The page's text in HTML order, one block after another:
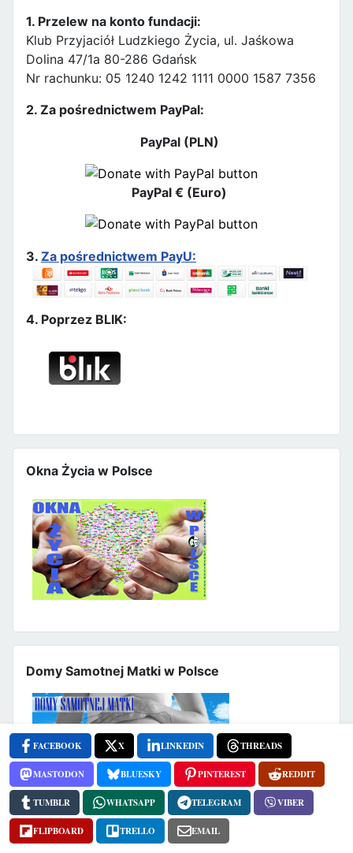
1. Przelew na konto fundacji:
Klub Przyjaciół Ludzkiego Życia, ul. Jaśkowa
Dolina 47/1a 80-286 Gdańsk
Nr rachunku: 05 1240 1242 1111 0000 1587 7356
2. Za pośrednictwem PayPal:
PayPal (PLN)
PayPal € (Euro)
3. Za pośrednictwem PayU:
4. Poprzez BLIK:
Okna Życia w Polsce
Domy Samotnej Matki w Polsce
FACEBOOK X LINKEDIN THREADS
MASTODON BLUESKY PINTEREST REDDIT
TUMBLR WHATSAPP TELEGRAM VIBER
FLIPBOARD TRELLO EMAIL